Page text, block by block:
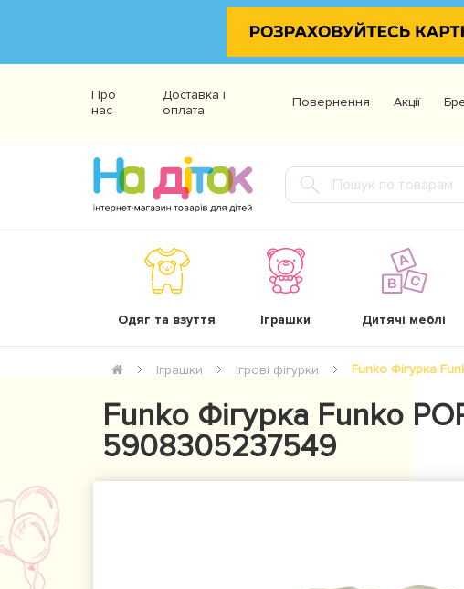
Про
нас
Доставка і
оплата
Повернення Акції
Одяг та взуття Іграшки Дитячі меблі
Іграшки Ігрові фігурки Funko Фігурка
Funko Фігурка Funko
5908305237549